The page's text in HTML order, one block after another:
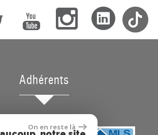
adhérents
On en reste là